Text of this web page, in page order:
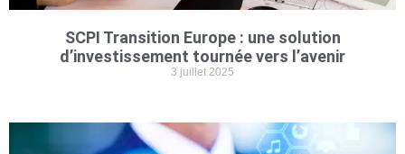
SCPI Transition Europe : une solution
d’investissement tournée vers l’avenir
3 juillet 2025